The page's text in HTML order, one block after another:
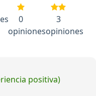
0
opiniones
3
opiniones
positiva)